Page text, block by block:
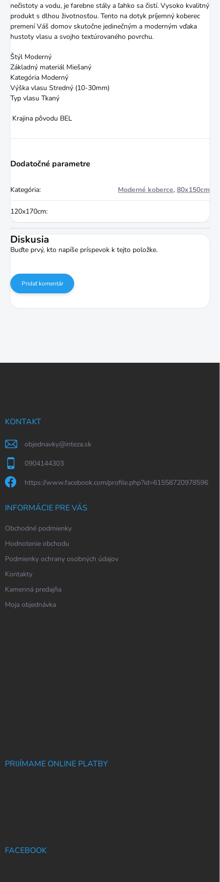
nečistoty a vodu, je farebne stály a ľahko sa čistí. Vysoko kvalitný
produkt s dlhou životnosťou. Tento na dotyk príjemný koberec
premení Váš domov skutočne jedinečným a moderným vďaka
hustoty vlasu a svojho textúrovaného povrchu.
Štýl Moderný
Základný materiál Miešaný
Kategória Moderný
Výška vlasu Stredný (10-30mm)
Typ vlasu Tkaný
Krajina pôvodu BEL
Dodatočné parametre
Kategória: Moderné koberce, 80x150cm
120x170cm:
Diskusia
Buďte prvý, kto napíše príspevok k tejto položke.
Pridať komentár
Z
KONTAKT
objednavky@inteza.sk
0904144303
https://www.facebook.com/profile.php?id=61558720978596
INFORMÁCIE PRE VÁS
Obchodné podmienky
Hodnotenie obchodu
Podmienky ochrany osobných údajov
Kontakty
Kamenná predajňa
Moja objednávka
PRIJÍMAME ONLINE PLATBY
FACEBOOK